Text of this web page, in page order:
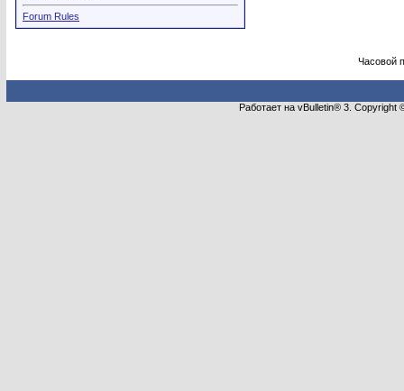
Forum Rules
Часовой
Работает на vBulletin® 3.